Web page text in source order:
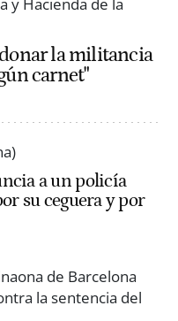
la militancia
carnet"
a un policía
su ceguera y por